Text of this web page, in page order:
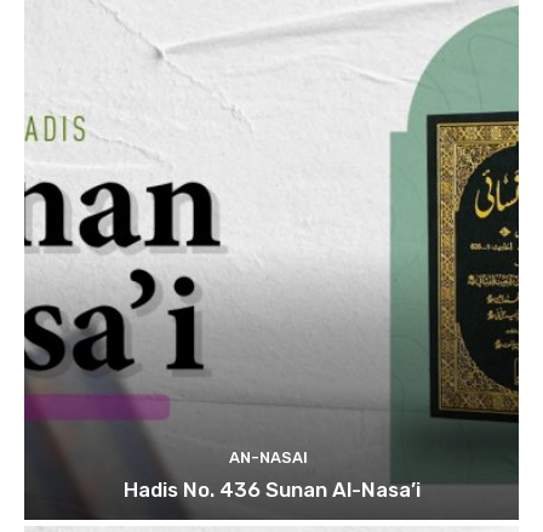
AN-NASAI
Hadis No. 436 Sunan Al-Nasa’i